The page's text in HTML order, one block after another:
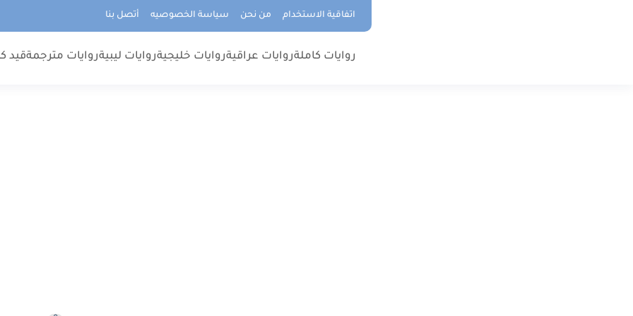
اتفاقية الاستخدام من نحن سياسة الخصوصيه أتصل بنا
روايات كاملةروايات عراقيةروايات خليجيةروايات ليبيةروايات مترجمةقيد